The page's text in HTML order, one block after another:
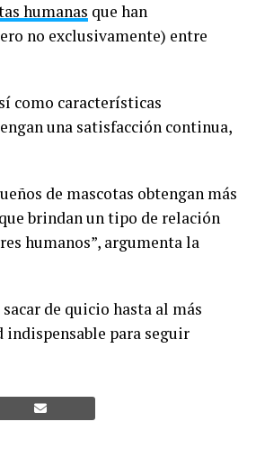
humanas que han
no exclusivamente) entre
como características
una satisfacción continua,
de mascotas obtengan más
brindan un tipo de relación
humanos”, argumenta la
de quicio hasta al más
indispensable para seguir